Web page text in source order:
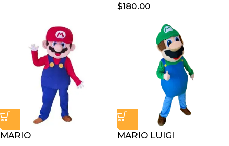
$180.00
MARIO MARIO LUIGI